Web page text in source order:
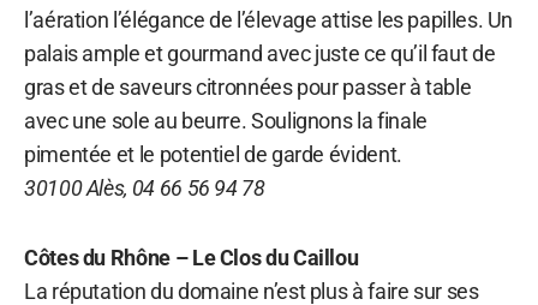
l’aération l’élégance de l’élevage attise les papilles. Un
palais ample et gourmand avec juste ce qu’il faut de
gras et de saveurs citronnées pour passer à table
avec une sole au beurre. Soulignons la finale
pimentée et le potentiel de garde évident.
30100 Alès, 04 66 56 94 78
Côtes du Rhône – Le Clos du Caillou
La réputation du domaine n’est plus à faire sur ses